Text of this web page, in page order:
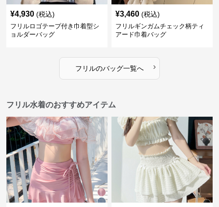
¥4,930 (税込)
フリルロゴテープ付き巾着型シ
ョルダーバッグ
¥3,460 (税込)
フリルギンガムチェック柄ティ
アード巾着バッグ
フリルのバッグ一覧へ ›
フリル水着のおすすめアイテム